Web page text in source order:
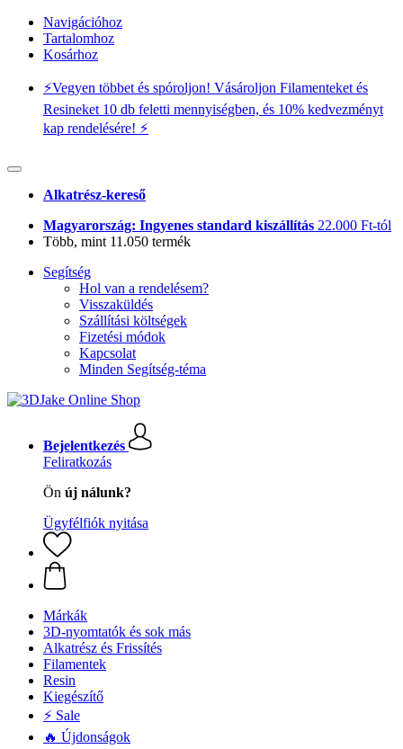
Navigációhoz
Tartalomhoz
Kosárhoz
⚡️Vegyen többet és spóroljon! Vásároljon Filamenteket és
Resineket 10 db feletti mennyiségben, és 10% kedvezményt
kap rendelésére! ⚡️
Alkatrész-kereső
Magyarország: Ingyenes standard kiszállítás 22.000 Ft-tól
Több, mint 11.050 termék
Segítség
Hol van a rendelésem?
Visszaküldés
Szállítási költségek
Fizetési módok
Kapcsolat
Minden Segítség-téma
Bejelentkezés
Feliratkozás
Ön új nálunk?
Ügyfélfiók nyitása
Márkák
3D-nyomtatók és sok más
Alkatrész és Frissítés
Filamentek
Resin
Kiegészítő
⚡ Sale
🔥 Újdonságok